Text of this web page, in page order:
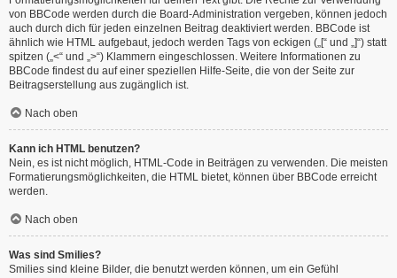
von BBCode werden durch die Board-Administration vergeben, können jedoch
auch durch dich für jeden einzelnen Beitrag deaktiviert werden. BBCode ist
ähnlich wie HTML aufgebaut, jedoch werden Tags von eckigen („[“ und „]“) statt
spitzen („<“ und „>“) Klammern eingeschlossen. Weitere Informationen zu
BBCode findest du auf einer speziellen Hilfe-Seite, die von der Seite zur
Beitragserstellung aus zugänglich ist.
Nach oben
Kann ich HTML benutzen?
Nein, es ist nicht möglich, HTML-Code in Beiträgen zu verwenden. Die meisten
Formatierungsmöglichkeiten, die HTML bietet, können über BBCode erreicht
werden.
Nach oben
Was sind Smilies?
Smilies sind kleine Bilder, die benutzt werden können, um ein Gefühl